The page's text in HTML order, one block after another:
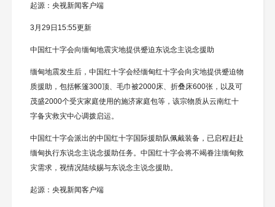
起源：央视新闻客户端
3月29日15:55更新
中国红十字会向缅甸地震灾地提供蹙迫东说念主说念援助
缅甸地震发生后，中国红十字会经缅甸红十字会向灾地提供蹙迫物
质援助，包括帐篷300顶、毛巾被2000床、折叠床600张，以及可
茂盛2000个受灾家庭使用的施济家庭包等，该宗物质从云南红十
字备灾救灾中心调拨启运。
中国红十字会派出的中国红十字国际援助队佩戴装备，已启程赶赴
缅甸执行东说念主说念援助任务。中国红十字会将不竭眷注缅甸救
灾需求，视情况陆续赐与东说念主说念援助。
起源：央视新闻客户端